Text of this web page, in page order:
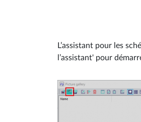
L’assistant pour les
l’assistant' pour